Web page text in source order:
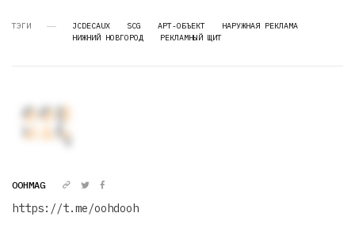
ТЭГИ JCDECAUX SCG АРТ-ОБЪЕКТ
НАРУЖНАЯ РЕКЛАМА
НИЖНИЙ НОВГОРОД
РЕКЛАМНЫЙ ЩИТ
OOHMAG
https://t.me/oohdooh